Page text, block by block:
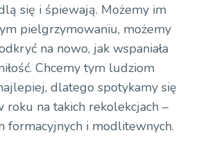
się i śpiewają. Możemy im
pielgrzymowaniu, możemy
na nowo, jak wspaniała
Chcemy tym ludziom
dlatego spotykamy się
roku na takich rekolekcjach –
formacyjnych i modlitewnych.